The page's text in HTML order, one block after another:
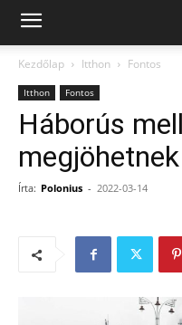
Kezdőlap Itthon Fontos
Itthon Fontos
Háborús
Írta: Polonius - 2022-03-14